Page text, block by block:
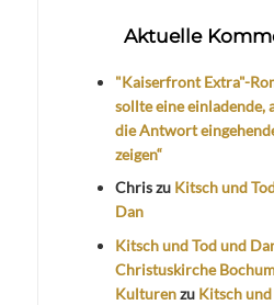
Aktuelle
"Kaiserfront Extra"-
sollte eine einladende,
die Antwort
zeigen“
Chriszu Kitsch und
Dan
Kitsch und Tod und
Christuskirche
Kulturenzu Kitsch